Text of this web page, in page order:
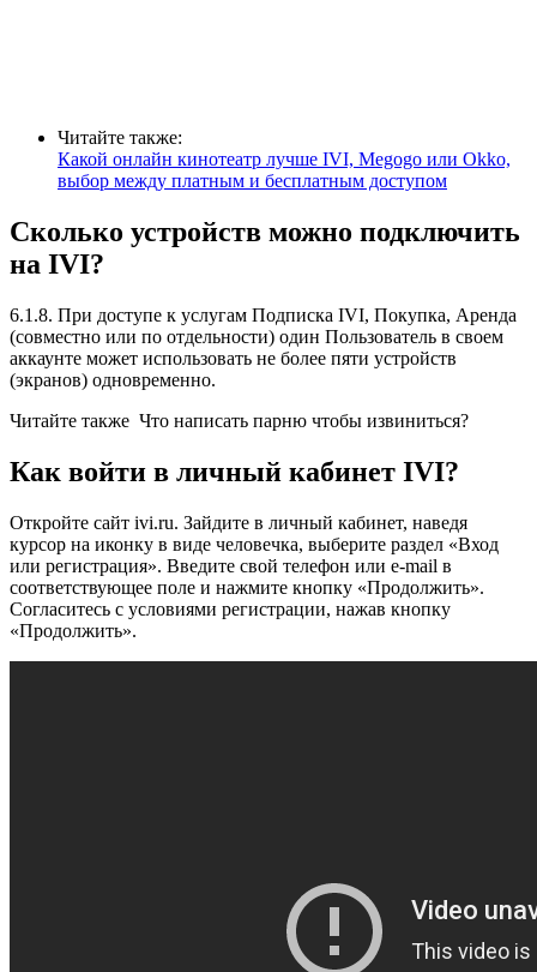
Читайте также:
Какой онлайн кинотеатр лучше IVI, Megogo или Оkko,
выбор между платным и бесплатным доступом
Сколько устройств можно подключить
на IVI?
6.1.8. При доступе к услугам Подписка IVI, Покупка, Аренда
(совместно или по отдельности) один Пользователь в своем
аккаунте может использовать не более пяти устройств
(экранов) одновременно.
Читайте также Что написать парню чтобы извиниться?
Как войти в личный кабинет IVI?
Откройте сайт ivi.ru. Зайдите в личный кабинет, наведя
курсор на иконку в виде человечка, выберите раздел «Вход
или регистрация». Введите свой телефон или e-mail в
соответствующее поле и нажмите кнопку «Продолжить».
Согласитесь с условиями регистрации, нажав кнопку
«Продолжить».